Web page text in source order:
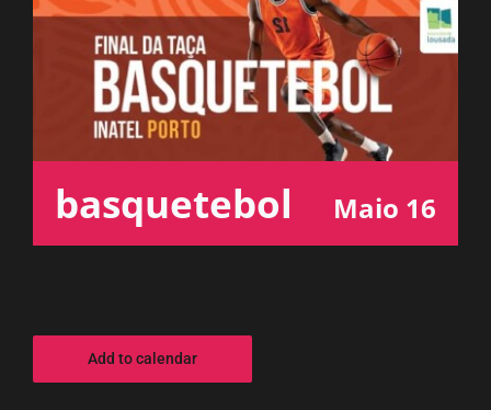
OUVIR
basquetebol Maio 16
Add to calendar